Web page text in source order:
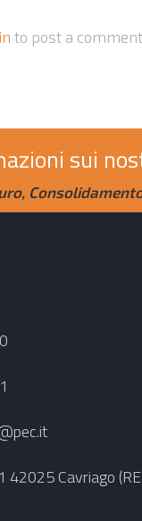
to post a
sui
42025 Cavriago